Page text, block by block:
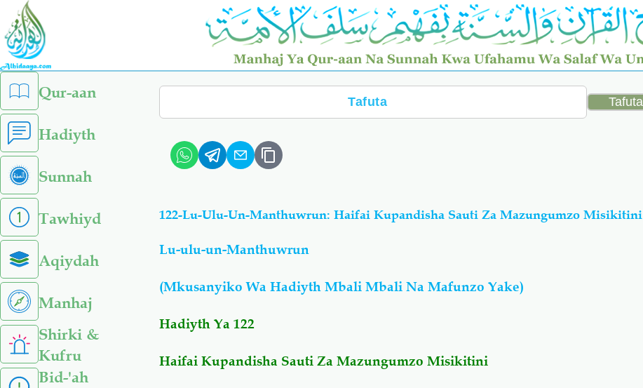
Skip
main
content
left
sidebar
menu
Qur-aan
Hadiyth
Sunnah
Tawhiyd
Aqiydah
Manhaj
Shirki &
Kufru
Bid-'ah
Search
122-Lu-Ulu-Un-Manthuwrun: Haifai Kupandisha Sauti Za Mazungumzo Misikitini
Lu-ulu-un-Manthuwrun
(Mkusanyiko Wa Hadiyth Mbali Mbali Na Mafunzo Yake)
Hadiyth Ya 122
Haifai Kupandisha Sauti Za Mazungumzo Misikitini